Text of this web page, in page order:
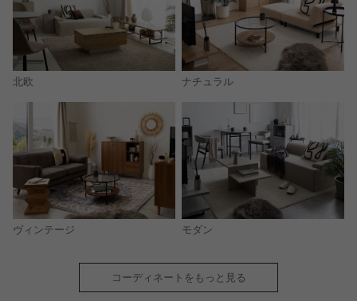
北欧 ナチュラル
ヴィンテージ モダン
コーディネートをもっと見る